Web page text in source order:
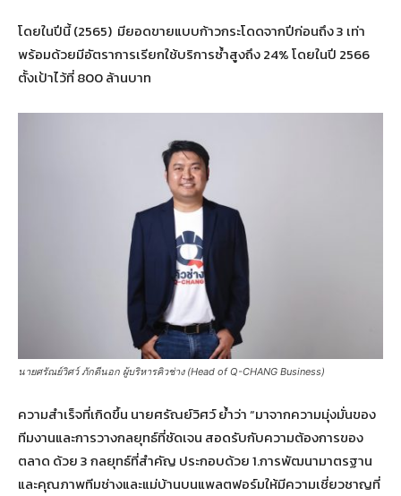
โดยในปีนี้ (2565) มียอดขายแบบก้าวกระโดดจากปีก่อนถึง 3 เท่า
พร้อมด้วยมีอัตราการเรียกใช้บริการซ้ำสูงถึง 24% โดยในปี 2566
ตั้งเป้าไว้ที่ 800 ล้านบาท
นายศรัณย์วิศว์ ภักดีนอก ผู้บริหารคิวช่าง (Head of Q-CHANG Business)
ความสำเร็จที่เกิดขึ้น นายศรัณย์วิศว์ ย้ำว่า “มาจากความมุ่งมั่นของ
ทีมงานและการวางกลยุทธ์ที่ชัดเจน สอดรับกับความต้องการของ
ตลาด ด้วย 3 กลยุทธ์ที่สำคัญ ประกอบด้วย 1.การพัฒนามาตรฐาน
และคุณภาพทีมช่างและแม่บ้านบนแพลตฟอร์มให้มีความเชี่ยวชาญที่